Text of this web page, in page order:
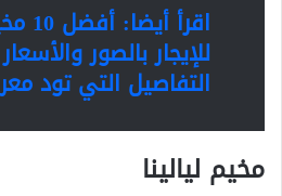
اقرأ أيضا:
للإيجار بالصور
التفاصيل التي تود
مخيم ليالينا